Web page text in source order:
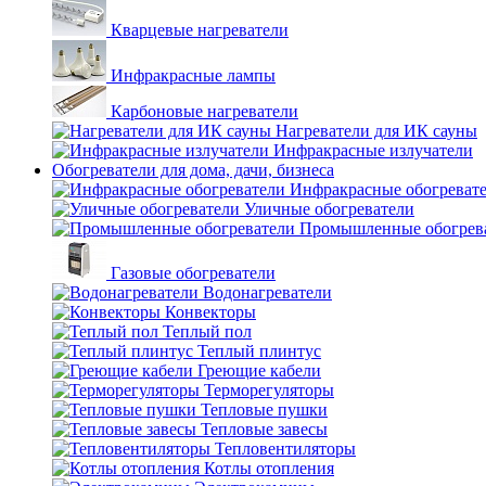
Кварцевые нагреватели
Инфракрасные лампы
Карбоновые нагреватели
Нагреватели для ИК сауны
Инфракрасные излучатели
Обогреватели для дома, дачи, бизнеса
Инфракрасные
Уличные обогреватели
Промышленные
Газовые обогреватели
Водонагреватели
Конвекторы
Теплый пол
Теплый плинтус
Греющие кабели
Терморегуляторы
Тепловые пушки
Тепловые завесы
Тепловентиляторы
Котлы отопления